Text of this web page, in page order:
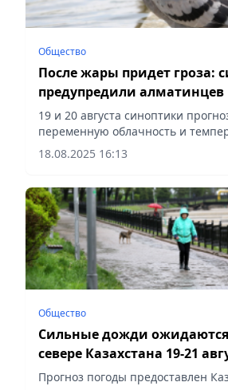
Общество
После жары придет гроза:
предупредили алматинцев
19 и 20 августа синоптики
переменную облачность и
градусов, а 21 августа ожидаются
кратковременные дожди и гроза,
18.08.2025 16:13
Общество
Сильные дожди ожидаются
севере Казахстана 19-21
Прогноз погоды предоставлен